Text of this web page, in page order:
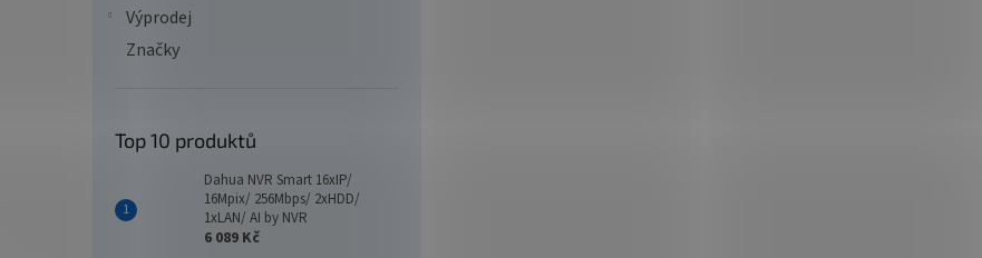
Výprodej
Značky
Top 10 produktů
Dahua NVR Smart 16xIP/
16Mpix/ 256Mbps/ 2xHDD/
1xLAN/ AI by NVR
6 089 Kč